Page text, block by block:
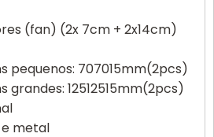
(fan) (2x 7cm + 2x14cm)
pequenos: 707015mm(2pcs)
grandes: 12512515mm(2pcs)
metal